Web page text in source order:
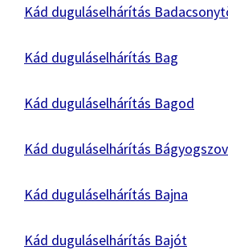
Kád duguláselhárítás
Kád duguláselhárítás Bag
Kád duguláselhárítás Bagod
Kád duguláselhárítás
Kád duguláselhárítás Bajna
Kád duguláselhárítás Bajót